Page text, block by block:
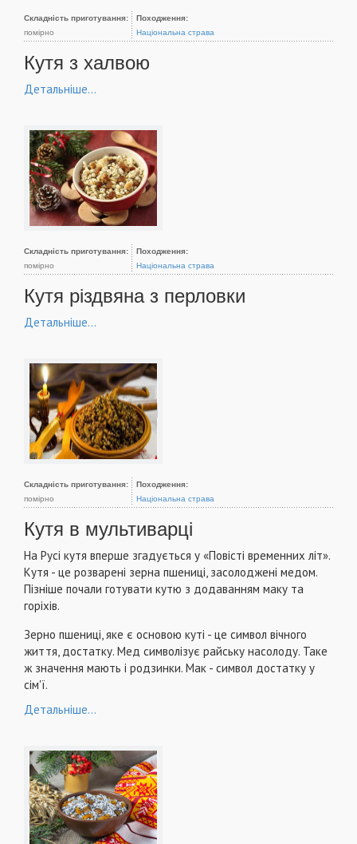
Складність приготування:
помірно
Походження:
Національна страва
Кутя з халвою
Детальніше...
Складність приготування:
помірно
Походження:
Національна страва
Кутя різдвяна з перловки
Детальніше...
Складність приготування:
помірно
Походження:
Національна страва
Кутя в мультиварці
На Русі кутя вперше згадується у «Повісті временних літ».
Кутя - це розварені зерна пшениці, засолоджені медом.
Пізніше почали готувати кутю з додаванням маку та
горіхів.
Зерно пшениці, яке є основою куті - це символ вічного
життя, достатку. Мед символізує райську насолоду. Таке
ж значення мають і родзинки. Мак - символ достатку у
сім'ї.
Детальніше...